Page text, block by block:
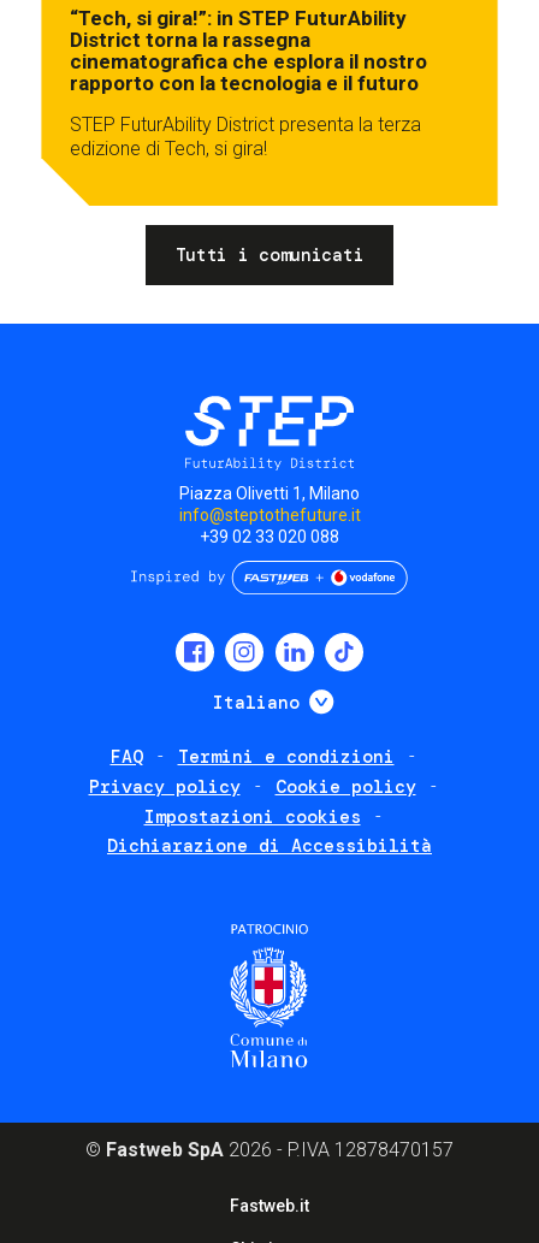
“Tech, si gira!”: in STEP FuturAbility
District torna la rassegna
cinematografica che esplora il nostro
rapporto con la tecnologia e il futuro
STEP FuturAbility District presenta la terza
edizione di Tech, si gira!
Tutti i comunicati
Piazza Olivetti 1, Milano
info@steptothefuture.it
+39 02 33 020 088
Italiano Mostra ulteriori
FAQ
Termini e condizioni
Privacy policy
Cookie policy
Impostazioni cookies
Dichiarazione di Accessibilità
© Fastweb SpA 2026 - P.IVA 12878470157
Fastweb.it